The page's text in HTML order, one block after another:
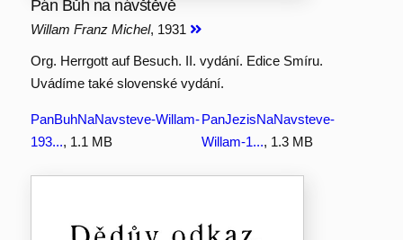
Pán Bůh na návštěvě
Willam Franz Michel, 1931
Org. Herrgott auf Besuch. II. vydání. Edice Smíru.
Uvádíme také slovenské vydání.
PanBuhNaNavsteve-Willam-
193..., 1.1 MB
PanJezisNaNavsteve-
Willam-1..., 1.3 MB